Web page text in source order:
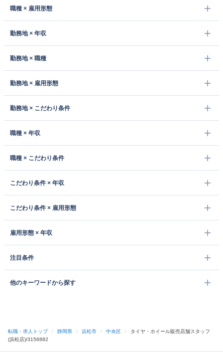
職種 × 雇用形態
勤務地 × 年収
勤務地 × 職種
勤務地 × 雇用形態
勤務地 × こだわり条件
職種 × 年収
職種 × こだわり条件
こだわり条件 × 年収
こだわり条件 × 雇用形態
雇用形態 × 年収
注目条件
他のキーワードから探す
転職・求人トップ / 静岡県 / 浜松市 / 中央区 /
タイヤ・ホイール販売店舗スタッフ
(浜松店)/3156882